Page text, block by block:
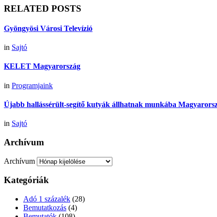
RELATED POSTS
Gyöngyösi Városi Televízió
in Sajtó
KELET Magyarország
in Programjaink
Újabb hallássérült-segítő kutyák állhatnak munkába
in Sajtó
Archívum
Archívum
Kategóriák
Adó 1 százalék (28)
Bemutatkozás (4)